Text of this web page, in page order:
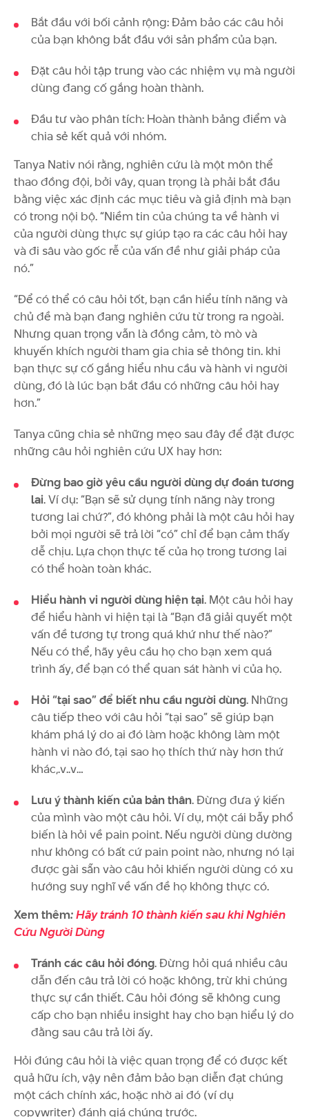
Bắt đầu với bối cảnh rộng: Đảm bảo các câu hỏi
của bạn không bắt đầu với sản phẩm của bạn.
Đặt câu hỏi tập trung vào các nhiệm vụ mà người
dùng đang cố gắng hoàn thành.
Đầu tư vào phân tích: Hoàn thành bảng điểm và
chia sẻ kết quả với nhóm.
Tanya Nativ nói rằng, nghiên cứu là một môn thể
thao đồng đội, bởi vây, quan trọng là phải bắt đầu
bằng việc xác định các mục tiêu và giả định mà bạn
có trong nội bộ. “Niềm tin của chúng ta về hành vi
của người dùng thực sự giúp tạo ra các câu hỏi hay
và đi sâu vào gốc rễ của vấn đề như giải pháp của
nó.”
“Để có thể có câu hỏi tốt, bạn cần hiểu tính năng và
chủ đề mà bạn đang nghiên cứu từ trong ra ngoài.
Nhưng quan trọng vẫn là đồng cảm, tò mò và
khuyến khích người tham gia chia sẻ thông tin. khi
bạn thực sự cố gắng hiểu nhu cầu và hành vi người
dùng, đó là lúc bạn bắt đầu có những câu hỏi hay
hơn.”
Tanya cũng chia sẻ những mẹo sau đây để đặt được
những câu hỏi nghiên cứu UX hay hơn:
Đừng bao giờ yêu cầu người dùng dự đoán tương
lai. Ví dụ: “Bạn sẽ sử dụng tính năng này trong
tương lai chứ?”, đó không phải là một câu hỏi hay
bởi mọi người sẽ trả lời “có” chỉ để bạn cảm thấy
dễ chịu. Lựa chọn thực tế của họ trong tương lai
có thể hoàn toàn khác.
Hiểu hành vi người dùng hiện tại. Một câu hỏi hay
để hiểu hành vi hiện tại là “Bạn đã giải quyết một
vấn đề tương tự trong quá khứ như thế nào?”
Nếu có thể, hãy yêu cầu họ cho bạn xem quá
trình ấy, để bạn có thể quan sát hành vi của họ.
Hỏi “tại sao” để biết nhu cầu người dùng. Những
câu tiếp theo với câu hỏi “tại sao” sẽ giúp bạn
khám phá lý do ai đó làm hoặc không làm một
hành vi nào đó, tại sao họ thích thứ này hơn thứ
khác,.v..v…
Lưu ý thành kiến của bản thân. Đừng đưa ý kiến
của mình vào một câu hỏi. Ví dụ, một cái bẫy phổ
biến là hỏi về pain point. Nếu người dùng dường
như không có bất cứ pain point nào, nhưng nó lại
được gài sẵn vào câu hỏi khiến người dùng có xu
hướng suy nghĩ về vấn đề họ không thực có.
Xem thêm:Hãy tránh 10 thành kiến sau khi Nghiên
Cứu Người Dùng
Tránh các câu hỏi đóng. Đừng hỏi quá nhiều câu
dẫn đến câu trả lời có hoặc không, trừ khi chúng
thực sự cần thiết. Câu hỏi đóng sẽ không cung
cấp cho bạn nhiều insight hay cho bạn hiểu lý do
đằng sau câu trả lời ấy.
Hỏi đúng câu hỏi là việc quan trọng để có được kết
quả hữu ích, vậy nên đảm bảo bạn diễn đạt chúng
một cách chính xác, hoặc nhờ ai đó (ví dụ
copywriter) đánh giá chúng trước.